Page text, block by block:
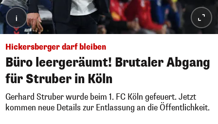
i
Hickersberger darf bleiben
Büro leergeräumt! Brutaler Abgang
für Struber in Köln
Gerhard Struber wurde beim 1. FC Köln gefeuert. Jetzt
kommen neue Details zur Entlassung an die Öffentlichkeit.